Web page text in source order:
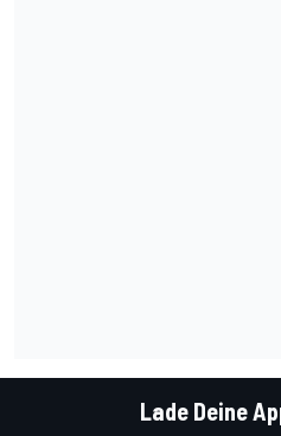
Lade Deine